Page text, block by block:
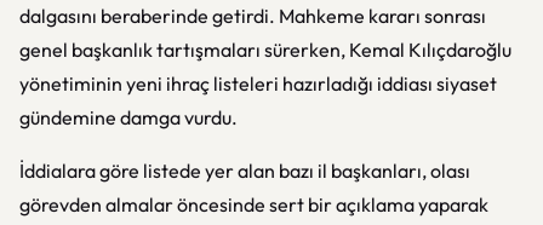
dalgasını beraberinde getirdi. Mahkeme kararı sonrası
genel başkanlık tartışmaları sürerken, Kemal Kılıçdaroğlu
yönetiminin yeni ihraç listeleri hazırladığı iddiası siyaset
gündemine damga vurdu.
İddialara göre listede yer alan bazı il başkanları, olası
görevden almalar öncesinde sert bir açıklama yaparak